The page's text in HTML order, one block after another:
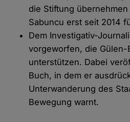
die Stiftung
Sabuncu erst seit 2014
Dem Investigativ-
vorgeworfen, die Gülen-
unterstützen. Dabei
Buch, in dem er
Unterwanderung des
Bewegung warnt.